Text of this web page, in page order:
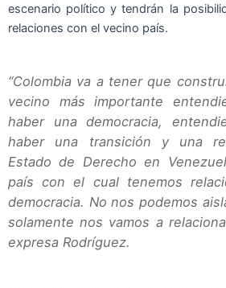
escenario político y tendrán la
relaciones con el vecino país.
“Colombia va a tener que
vecino más importante
haber una democracia,
haber una transición y una
Estado de Derecho en
país con el cual tenemos
democracia. No nos podemos
solamente nos vamos a
expresa Rodríguez.